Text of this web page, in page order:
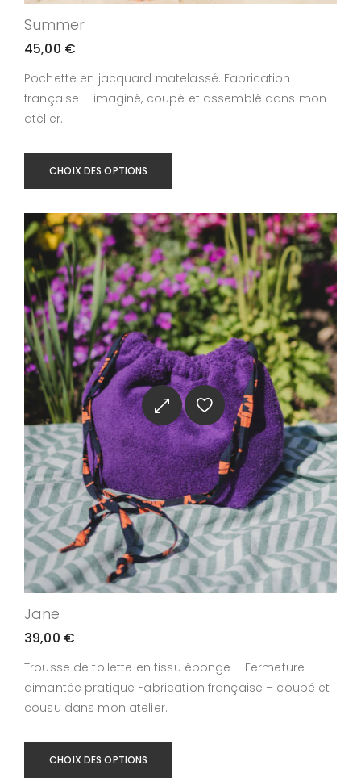
Summer
45,00 €
Pochette en jacquard matelassé. Fabrication
française – imaginé, coupé et assemblé dans mon
atelier.
CHOIX DES OPTIONS
Jane
39,00 €
Trousse de toilette en tissu éponge – Fermeture
aimantée pratique Fabrication française – coupé et
cousu dans mon atelier.
CHOIX DES OPTIONS